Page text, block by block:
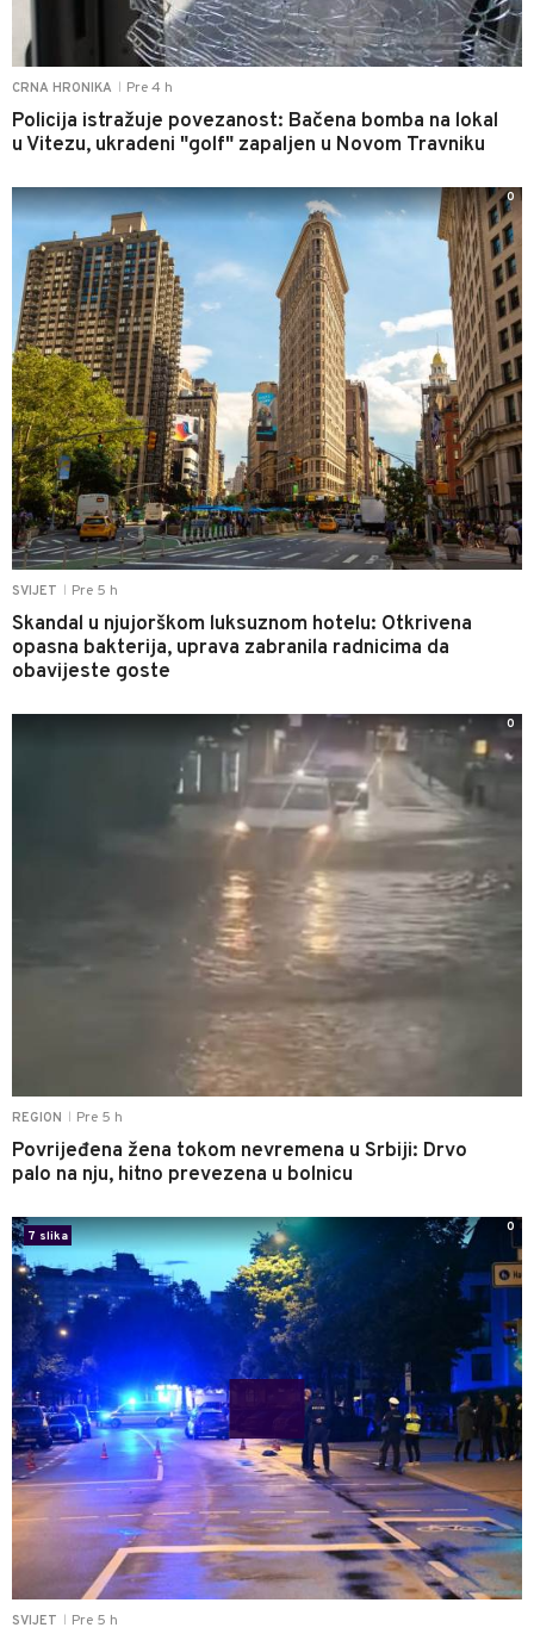
CRNA HRONIKA Pre 4 h
Policija istražuje povezanost: Bačena bomba na lokal
u Vitezu, ukradeni "golf" zapaljen u Novom Travniku
SVIJET Pre 5 h
Skandal u njujorškom luksuznom hotelu: Otkrivena
opasna bakterija, uprava zabranila radnicima da
obavijeste goste
0
REGION Pre 5 h
Povrijeđena žena tokom nevremena u Srbiji: Drvo
palo na nju, hitno prevezena u bolnicu
0
SVIJET Pre 5 h
7 slika
0